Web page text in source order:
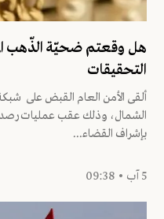
هل وقعتم ضحيّة الذّهب
التحقيقات
ألقى الأمن العام القبض على
الشمال، وذلك عقب عمليات رصد
بإشراف القضاء...
5 آب • 09:38